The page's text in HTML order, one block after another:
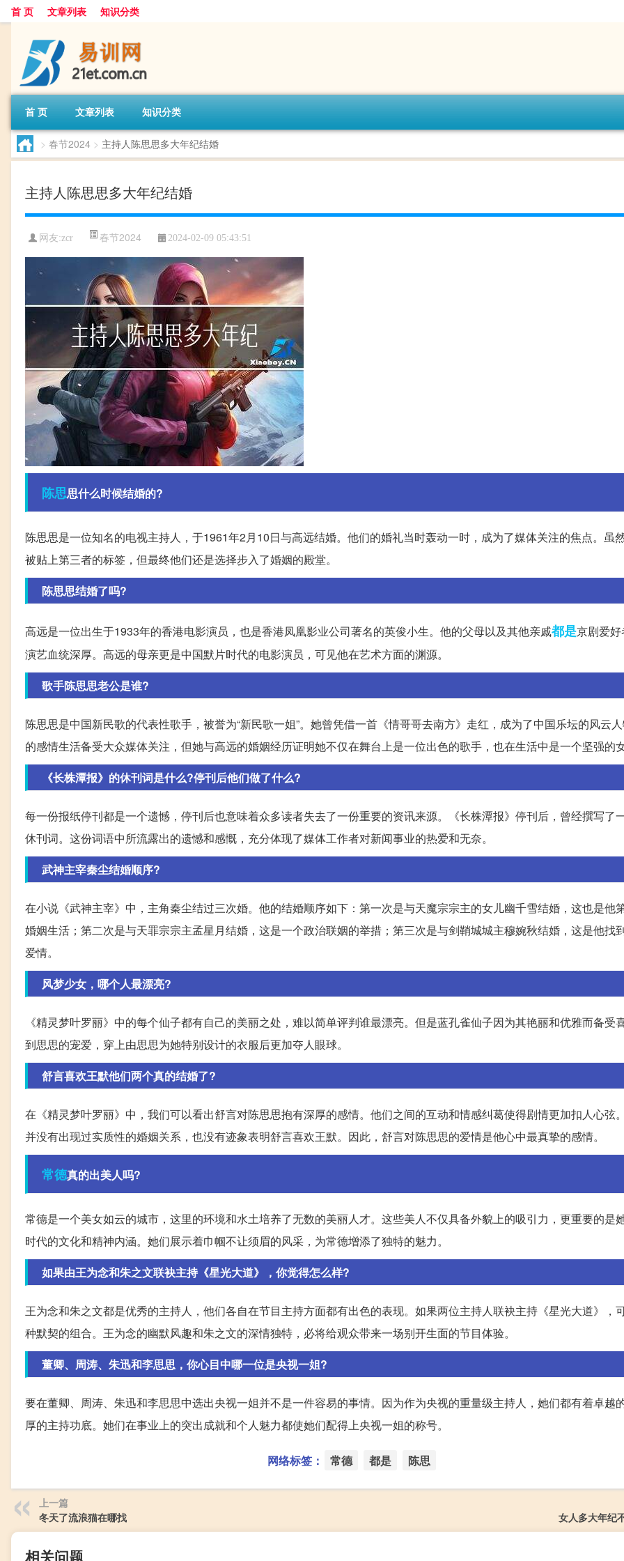
首 页 文章列表 知识分类
首 页 文章列表 知识分类
> 春节2024 > 主持人陈思思多大年纪结婚
主持人陈思思多大年纪结婚
网友:zcr 春节2024 2024-02-09 05:43:51
陈思思什么时候结婚的?
陈思思是一位知名的电视主持人，于1961年2月10日与高远结婚。他们的婚礼当时轰动一时，成为了媒体关注的焦点。虽
被贴上第三者的标签，但最终他们还是选择步入了婚姻的殿堂。
陈思思结婚了吗?
高远是一位出生于1933年的香港电影演员，也是香港凤凰影业公司著名的英俊小生。他的父母以及其他亲戚都是京剧爱
演艺血统深厚。高远的母亲更是中国默片时代的电影演员，可见他在艺术方面的渊源。
歌手陈思思老公是谁?
陈思思是中国新民歌的代表性歌手，被誉为“新民歌一姐”。她曾凭借一首《情哥哥去南方》走红，成为了中国乐坛的风云
的感情生活备受大众媒体关注，但她与高远的婚姻经历证明她不仅在舞台上是一位出色的歌手，也在生活中是一个坚强的女
《长株潭报》的休刊词是什么?停刊后他们做了什么?
每一份报纸停刊都是一个遗憾，停刊后也意味着众多读者失去了一份重要的资讯来源。《长株潭报》停刊后，曾经撰写了
休刊词。这份词语中所流露出的遗憾和感慨，充分体现了媒体工作者对新闻事业的热爱和无奈。
武神主宰秦尘结婚顺序?
在小说《武神主宰》中，主角秦尘结过三次婚。他的结婚顺序如下：第一次是与天魔宗宗主的女儿幽千雪结婚，这也是他
婚姻生活；第二次是与天罪宗宗主孟星月结婚，这是一个政治联姻的举措；第三次是与剑鞘城城主穆婉秋结婚，这是他找
爱情。
风梦少女，哪个人最漂亮?
《精灵梦叶罗丽》中的每个仙子都有自己的美丽之处，难以简单评判谁最漂亮。但是蓝孔雀仙子因为其艳丽和优雅而备受
到思思的宠爱，穿上由思思为她特别设计的衣服后更加夺人眼球。
舒言喜欢王默他们两个真的结婚了?
在《精灵梦叶罗丽》中，我们可以看出舒言对陈思思抱有深厚的感情。他们之间的互动和情感纠葛使得剧情更加扣人心弦
并没有出现过实质性的婚姻关系，也没有迹象表明舒言喜欢王默。因此，舒言对陈思思的爱情是他心中最真挚的感情。
常德真的出美人吗?
常德是一个美女如云的城市，这里的环境和水土培养了无数的美丽人才。这些美人不仅具备外貌上的吸引力，更重要的是
时代的文化和精神内涵。她们展示着巾帼不让须眉的风采，为常德增添了独特的魅力。
如果由王为念和朱之文联袂主持《星光大道》，你觉得怎么样?
王为念和朱之文都是优秀的主持人，他们各自在节目主持方面都有出色的表现。如果两位主持人联袂主持《星光大道》，
种默契的组合。王为念的幽默风趣和朱之文的深情独特，必将给观众带来一场别开生面的节目体验。
董卿、周涛、朱迅和李思思，你心目中哪一位是央视一姐?
要在董卿、周涛、朱迅和李思思中选出央视一姐并不是一件容易的事情。因为作为央视的重量级主持人，她们都有着卓越
厚的主持功底。她们在事业上的突出成就和个人魅力都使她们配得上央视一姐的称号。
网络标签： 常德 都是 陈思
上一篇
冬天了流浪猫在哪找
女人多大年纪
相关问题